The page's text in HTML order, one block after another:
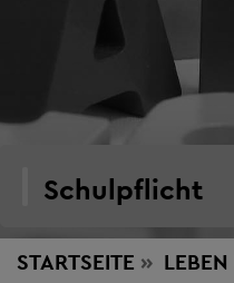
Schulpflicht
STARTSEITE LEBEN